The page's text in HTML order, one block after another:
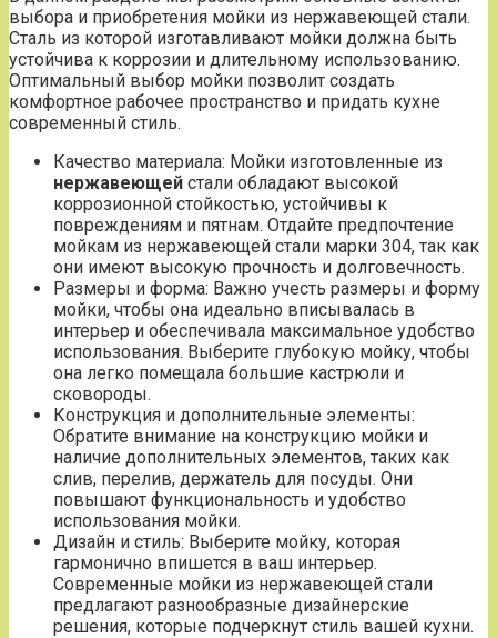
выбора и приобретения мойки из нержавеющей стали.
Сталь из которой изготавливают мойки должна быть
устойчива к коррозии и длительному использованию.
Оптимальный выбор мойки позволит создать
комфортное рабочее пространство и придать кухне
современный стиль.
Качество материала: Мойки изготовленные из
нержавеющей стали обладают высокой
коррозионной стойкостью, устойчивы к
повреждениям и пятнам. Отдайте предпочтение
мойкам из нержавеющей стали марки 304, так как
они имеют высокую прочность и долговечность.
Размеры и форма: Важно учесть размеры и форму
мойки, чтобы она идеально вписывалась в
интерьер и обеспечивала максимальное удобство
использования. Выберите глубокую мойку, чтобы
она легко помещала большие кастрюли и
сковороды.
Конструкция и дополнительные элементы:
Обратите внимание на конструкцию мойки и
наличие дополнительных элементов, таких как
слив, перелив, держатель для посуды. Они
повышают функциональность и удобство
использования мойки.
Дизайн и стиль: Выберите мойку, которая
гармонично впишется в ваш интерьер.
Современные мойки из нержавеющей стали
предлагают разнообразные дизайнерские
решения, которые подчеркнут стиль вашей кухни.